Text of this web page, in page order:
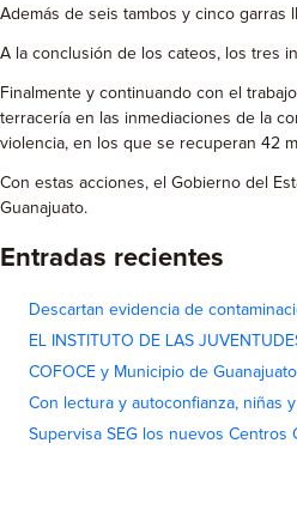
Además de seis tambos y cinco
A la conclusión de los cateos, los tres
Finalmente y continuando con el
terracería en las inmediaciones de la
violencia, en los que se recuperan 42
Con estas acciones, el Gobierno del
Guanajuato.
Entradas recientes
Descartan evidencia de
EL INSTITUTO DE LAS
COFOCE y Municipio de
Con lectura y autoconfianza, niñas
Supervisa SEG los nuevos Centros